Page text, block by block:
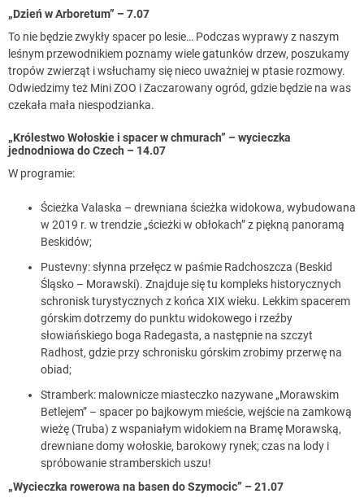
„Dzień w Arboretum” – 7.07
To nie będzie zwykły spacer po lesie… Podczas wyprawy z naszym
leśnym przewodnikiem poznamy wiele gatunków drzew, poszukamy
tropów zwierząt i wsłuchamy się nieco uważniej w ptasie rozmowy.
Odwiedzimy też Mini ZOO i Zaczarowany ogród, gdzie będzie na was
czekała mała niespodzianka.
„Królestwo Wołoskie i spacer w chmurach” – wycieczka
jednodniowa do Czech – 14.07
W programie:
Ścieżka Valaska – drewniana ścieżka widokowa, wybudowana
w 2019 r. w trendzie „ścieżki w obłokach” z piękną panoramą
Beskidów;
Pustevny: słynna przełęcz w paśmie Radchoszcza (Beskid
Śląsko – Morawski). Znajduje się tu kompleks historycznych
schronisk turystycznych z końca XIX wieku. Lekkim spacerem
górskim dotrzemy do punktu widokowego i rzeźby
słowiańskiego boga Radegasta, a następnie na szczyt
Radhost, gdzie przy schronisku górskim zrobimy przerwę na
obiad;
Stramberk: malownicze miasteczko nazywane „Morawskim
Betlejem” – spacer po bajkowym mieście, wejście na zamkową
wieżę (Truba) z wspaniałym widokiem na Bramę Morawską,
drewniane domy wołoskie, barokowy rynek; czas na lody i
spróbowanie stramberskich uszu!
„Wycieczka rowerowa na basen do Szymocic” – 21.07